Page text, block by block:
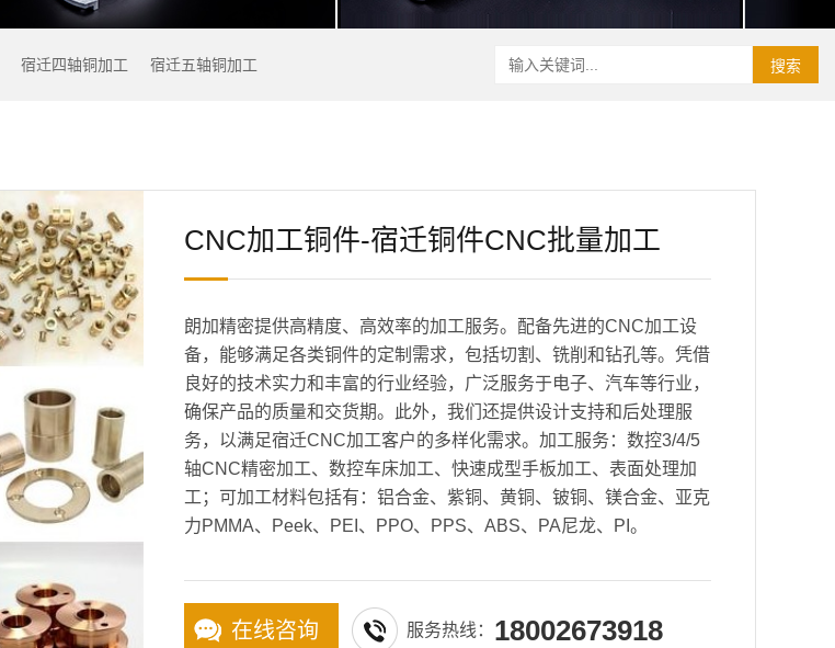
宿迁四轴铜加工 宿迁五轴铜加工 搜索
CNC加工铜件-宿迁铜件CNC批量加工
朗加精密提供高精度、高效率的加工服务。配备先进的CNC加工设
备，能够满足各类铜件的定制需求，包括切割、铣削和钻孔等。凭借
良好的技术实力和丰富的行业经验，广泛服务于电子、汽车等行业，
确保产品的质量和交货期。此外，我们还提供设计支持和后处理服
务，以满足宿迁CNC加工客户的多样化需求。加工服务：数控3/4/5
轴CNC精密加工、数控车床加工、快速成型手板加工、表面处理加
工；可加工材料包括有：铝合金、紫铜、黄铜、铍铜、镁合金、亚克
力PMMA、Peek、PEI、PPO、PPS、ABS、PA尼龙、PI。
在线咨询 服务热线： 18002673918